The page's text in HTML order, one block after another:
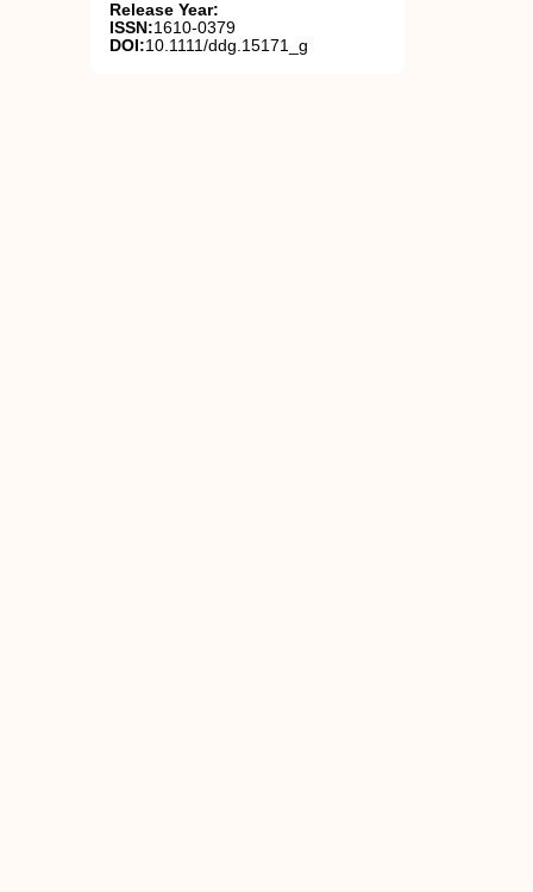
Release Year:
ISSN:1610-0379
DOI:10.1111/ddg.15171_g